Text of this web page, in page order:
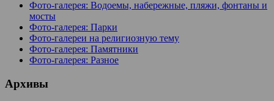
Фото-галерея: Водоемы, набережные, пляжи, фонтаны и
мосты
Фото-галерея: Парки
Фото-галереи на религиозную тему
Фото-галерея: Памятники
Фото-галерея: Разное
Архивы